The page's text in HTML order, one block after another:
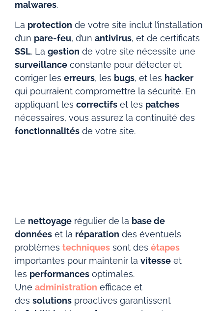
malwares.
La protection de votre site inclut l’installation
d’un pare-feu, d’un antivirus, et de certificats
SSL. La gestion de votre site nécessite une
surveillance constante pour détecter et
corriger les erreurs, les bugs, et les hacker
qui pourraient compromettre la sécurité. En
appliquant les correctifs et les patches
nécessaires, vous assurez la continuité des
fonctionnalités de votre site.
Le nettoyage régulier de la base de
données et la réparation des éventuels
problèmes techniques sont des étapes
importantes pour maintenir la vitesse et
les performances optimales.
Une administration efficace et
des solutions proactives garantissent